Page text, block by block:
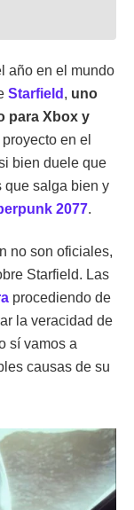
año en el mundo
Starfield , uno
para Xbox y
en el
bien duele que
que salga bien y
2077.
no son oficiales,
Starfield. Las
procediendo de
la veracidad de
sí vamos a
causas de su